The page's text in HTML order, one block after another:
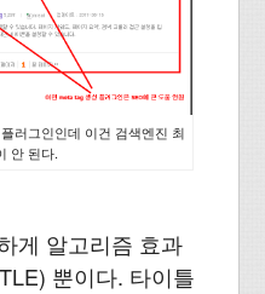
러그인인데 이건 검색엔진 최
안 된다.
게 알고리즘 효과
뿐이다. 타이틀